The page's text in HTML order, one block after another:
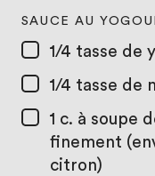
SAUCE AU
1/4 tasse de
1/4 tasse de
1 c. à soupe
finement
citron)